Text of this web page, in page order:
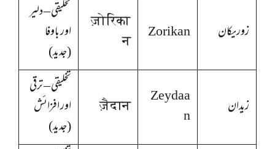
زوریکان Zorikan
ज़ोरिका
न
تخلیقی – دلیر
اور باوفا
(جدید)
زیدان
Zeydaa
n
ज़ैदान
تخلیقی – ترقی
اور افزائش
(جدید)